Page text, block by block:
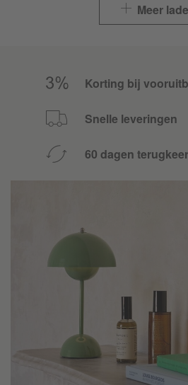
Meer
Korting bij
Snelle leveringen
60 dagen